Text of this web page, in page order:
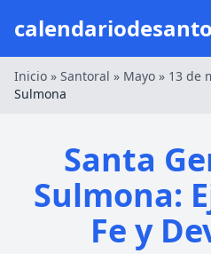
Inicio » Santoral » Mayo » 13 de
Sulmona
Santa
Sulmona:
Fe y